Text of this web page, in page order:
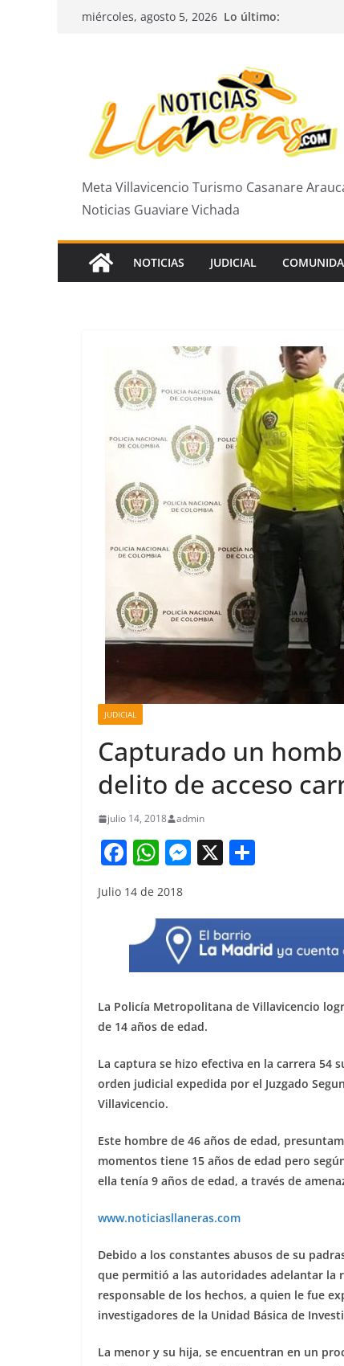
Saltarmiércoles, agosto 5, 2026 Lo último:
Meta Villavicencio Turismo Casanare
Noticias Guaviare Vichada
NOTICIAS JUDICIAL
JUDICIAL
Capturado un
delito de acceso
julio 14, 2018 admin
F
c
b
o
o
k
W
at
s
A
p
p
M
e
n
g
er
X
e
Julio 14 de 2018
La Policía Metropolitana de Villavicencio
de 14 años de edad.
La captura se hizo efectiva en la carrera 54
orden judicial expedida por el Juzgado
Villavicencio.
Este hombre de 46 años de edad,
momentos tiene 15 años de edad pero
ella tenía 9 años de edad, a través de
www.noticiasllaneras.com
Debido a los constantes abusos de su
que permitió a las autoridades adelantar la
responsable de los hechos, a quien le fue
investigadores de la Unidad Básica de
La menor y su hija, se encuentran en un